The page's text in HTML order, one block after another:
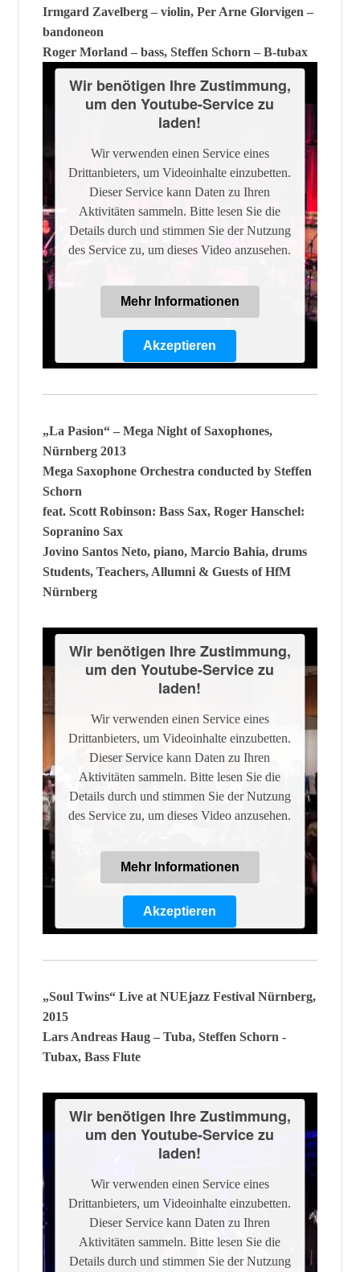
Irmgard Zavelberg – violin, Per Arne Glorvigen –
bandoneon
Roger Morland – bass, Steffen Schorn – B-tubax
Wir benötigen Ihre Zustimmung,
um den Youtube-Service zu
laden!
Wir verwenden einen Service eines
Drittanbieters, um Videoinhalte einzubetten.
Dieser Service kann Daten zu Ihren
Aktivitäten sammeln. Bitte lesen Sie die
Details durch und stimmen Sie der Nutzung
des Service zu, um dieses Video anzusehen.
Mehr Informationen
Akzeptieren
Management Platform
„La Pasion“ – Mega Night of Saxophones,
Nürnberg 2013
Mega Saxophone Orchestra conducted by Steffen
Schorn
feat. Scott Robinson: Bass Sax, Roger Hanschel:
Sopranino Sax
Jovino Santos Neto, piano, Marcio Bahia, drums
Students, Teachers, Allumni & Guests of HfM
Nürnberg
Wir benötigen Ihre Zustimmung,
um den Youtube-Service zu
laden!
Wir verwenden einen Service eines
Drittanbieters, um Videoinhalte einzubetten.
Dieser Service kann Daten zu Ihren
Aktivitäten sammeln. Bitte lesen Sie die
Details durch und stimmen Sie der Nutzung
des Service zu, um dieses Video anzusehen.
Mehr Informationen
Akzeptieren
Management Platform
„Soul Twins“ Live at NUEjazz Festival Nürnberg,
2015
Lars Andreas Haug – Tuba, Steffen Schorn -
Tubax, Bass Flute
Wir benötigen Ihre Zustimmung,
um den Youtube-Service zu
laden!
Wir verwenden einen Service eines
Drittanbieters, um Videoinhalte einzubetten.
Dieser Service kann Daten zu Ihren
Aktivitäten sammeln. Bitte lesen Sie die
Details durch und stimmen Sie der Nutzung